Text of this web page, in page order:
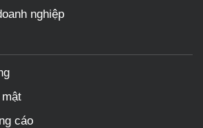
nghiệp
cáo